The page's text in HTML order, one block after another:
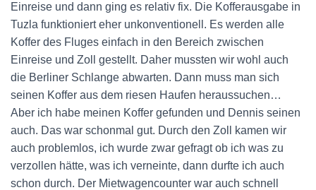
Einreise und dann ging es relativ fix. Die Kofferausgabe in
Tuzla funktioniert eher unkonventionell. Es werden alle
Koffer des Fluges einfach in den Bereich zwischen
Einreise und Zoll gestellt. Daher mussten wir wohl auch
die Berliner Schlange abwarten. Dann muss man sich
seinen Koffer aus dem riesen Haufen heraussuchen…
Aber ich habe meinen Koffer gefunden und Dennis seinen
auch. Das war schonmal gut. Durch den Zoll kamen wir
auch problemlos, ich wurde zwar gefragt ob ich was zu
verzollen hätte, was ich verneinte, dann durfte ich auch
schon durch. Der Mietwagencounter war auch schnell